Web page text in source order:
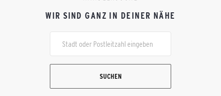
WIR SIND GANZ IN DEINER NÄHE
SUCHEN